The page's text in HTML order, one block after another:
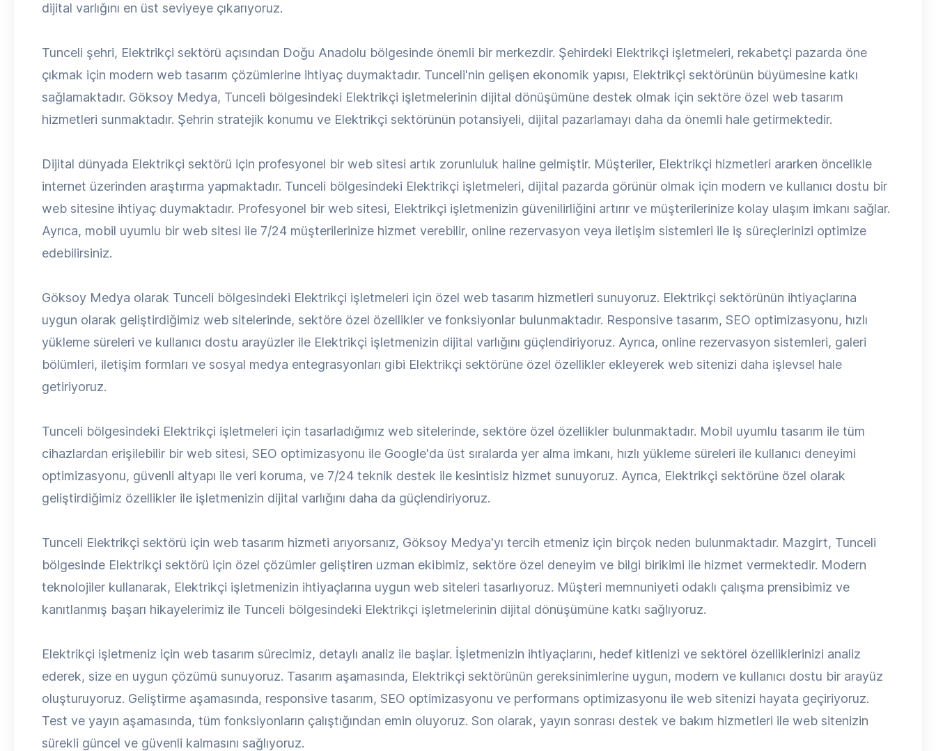
dijital varlığını en üst seviyeye çıkarıyoruz.
Tunceli şehri, Elektrikçi sektörü açısından Doğu Anadolu bölgesinde önemli bir merkezdir. Şehirdeki Elektrikçi işletmeleri, rekabetçi pazarda öne
çıkmak için modern web tasarım çözümlerine ihtiyaç duymaktadır. Tunceli'nin gelişen ekonomik yapısı, Elektrikçi sektörünün büyümesine katkı
sağlamaktadır. Göksoy Medya, Tunceli bölgesindeki Elektrikçi işletmelerinin dijital dönüşümüne destek olmak için sektöre özel web tasarım
hizmetleri sunmaktadır. Şehrin stratejik konumu ve Elektrikçi sektörünün potansiyeli, dijital pazarlamayı daha da önemli hale getirmektedir.
Dijital dünyada Elektrikçi sektörü için profesyonel bir web sitesi artık zorunluluk haline gelmiştir. Müşteriler, Elektrikçi hizmetleri ararken öncelikle
internet üzerinden araştırma yapmaktadır. Tunceli bölgesindeki Elektrikçi işletmeleri, dijital pazarda görünür olmak için modern ve kullanıcı dostu bir
web sitesine ihtiyaç duymaktadır. Profesyonel bir web sitesi, Elektrikçi işletmenizin güvenilirliğini artırır ve müşterilerinize kolay ulaşım imkanı sağlar.
Ayrıca, mobil uyumlu bir web sitesi ile 7/24 müşterilerinize hizmet verebilir, online rezervasyon veya iletişim sistemleri ile iş süreçlerinizi optimize
edebilirsiniz.
Göksoy Medya olarak Tunceli bölgesindeki Elektrikçi işletmeleri için özel web tasarım hizmetleri sunuyoruz. Elektrikçi sektörünün ihtiyaçlarına
uygun olarak geliştirdiğimiz web sitelerinde, sektöre özel özellikler ve fonksiyonlar bulunmaktadır. Responsive tasarım, SEO optimizasyonu, hızlı
yükleme süreleri ve kullanıcı dostu arayüzler ile Elektrikçi işletmenizin dijital varlığını güçlendiriyoruz. Ayrıca, online rezervasyon sistemleri, galeri
bölümleri, iletişim formları ve sosyal medya entegrasyonları gibi Elektrikçi sektörüne özel özellikler ekleyerek web sitenizi daha işlevsel hale
getiriyoruz.
Tunceli bölgesindeki Elektrikçi işletmeleri için tasarladığımız web sitelerinde, sektöre özel özellikler bulunmaktadır. Mobil uyumlu tasarım ile tüm
cihazlardan erişilebilir bir web sitesi, SEO optimizasyonu ile Google'da üst sıralarda yer alma imkanı, hızlı yükleme süreleri ile kullanıcı deneyimi
optimizasyonu, güvenli altyapı ile veri koruma, ve 7/24 teknik destek ile kesintisiz hizmet sunuyoruz. Ayrıca, Elektrikçi sektörüne özel olarak
geliştirdiğimiz özellikler ile işletmenizin dijital varlığını daha da güçlendiriyoruz.
Tunceli Elektrikçi sektörü için web tasarım hizmeti arıyorsanız, Göksoy Medya'yı tercih etmeniz için birçok neden bulunmaktadır. Mazgirt, Tunceli
bölgesinde Elektrikçi sektörü için özel çözümler geliştiren uzman ekibimiz, sektöre özel deneyim ve bilgi birikimi ile hizmet vermektedir. Modern
teknolojiler kullanarak, Elektrikçi işletmenizin ihtiyaçlarına uygun web siteleri tasarlıyoruz. Müşteri memnuniyeti odaklı çalışma prensibimiz ve
kanıtlanmış başarı hikayelerimiz ile Tunceli bölgesindeki Elektrikçi işletmelerinin dijital dönüşümüne katkı sağlıyoruz.
Elektrikçi işletmeniz için web tasarım sürecimiz, detaylı analiz ile başlar. İşletmenizin ihtiyaçlarını, hedef kitlenizi ve sektörel özelliklerinizi analiz
ederek, size en uygun çözümü sunuyoruz. Tasarım aşamasında, Elektrikçi sektörünün gereksinimlerine uygun, modern ve kullanıcı dostu bir arayüz
oluşturuyoruz. Geliştirme aşamasında, responsive tasarım, SEO optimizasyonu ve performans optimizasyonu ile web sitenizi hayata geçiriyoruz.
Test ve yayın aşamasında, tüm fonksiyonların çalıştığından emin oluyoruz. Son olarak, yayın sonrası destek ve bakım hizmetleri ile web sitenizin
sürekli güncel ve güvenli kalmasını sağlıyoruz.